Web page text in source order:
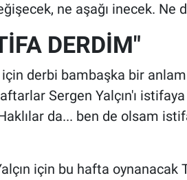
ne aşağı inecek. Ne
DERDİM"
derbi bambaşka bir
Sergen Yalçın'ı
da... ben de olsam
için bu hafta oynanacak